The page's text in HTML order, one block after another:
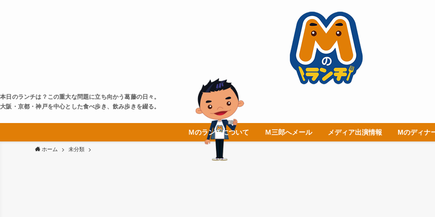
本日のランチは？この重大な問題に立ち向かう葛藤の日々。
大阪・京都・神戸を中心とした食べ歩き、飲み歩きを綴る。
Ｍのランチについて Ｍ三郎へメール メディア出演情報 Mのディナ
ホーム 未分類